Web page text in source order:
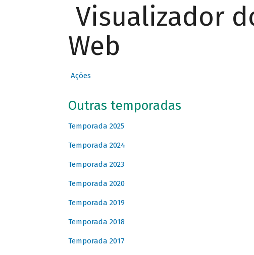
Visualizador
Web
Ações
Outras temporadas
Temporada 2025
Temporada 2024
Temporada 2023
Temporada 2020
Temporada 2019
Temporada 2018
Temporada 2017